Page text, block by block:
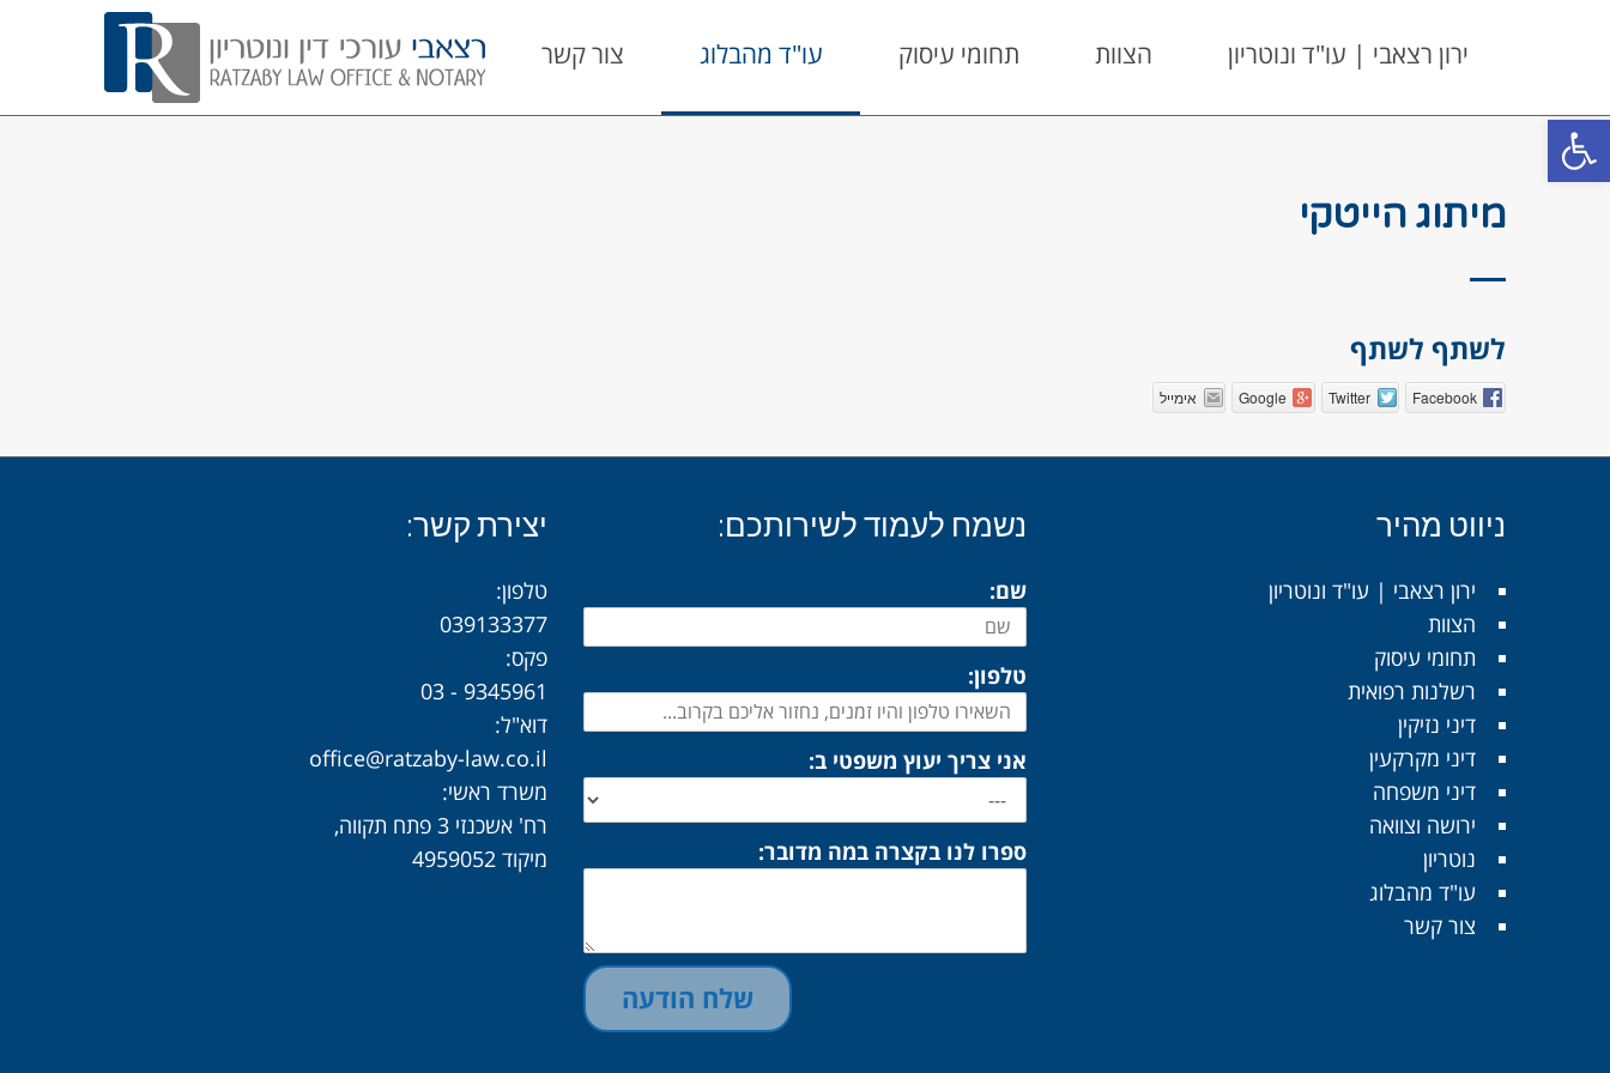
פתח סרגל נגישות
ירון רצאבי | עו"ד ונוטריון הצוות תחומי עיסוק עו"ד מהבלוג צור קשר
מיתוג הייטקי
לשתף לשתף
Facebook
Twitter
Google אימייל
ניווט מהיר
ירון רצאבי | עו"ד ונוטריון
הצוות
תחומי עיסוק
רשלנות רפואית
דיני נזיקין
דיני מקרקעין
דיני משפחה
ירושה וצוואה
נוטריון
עו"ד מהבלוג
צור קשר
נשמח לעמוד לשירותכם:
שם:
טלפון:
אני צריך יעוץ משפטי ב:
ספרו לנו בקצרה במה מדובר:
שלח הודעה
יצירת קשר:
טלפון:
039133377
פקס:
9345961 - 03
דוא"ל:
office@ratzaby-law.co.il
משרד ראשי:
רח' אשכנזי 3 פתח תקווה,
מיקוד 4959052